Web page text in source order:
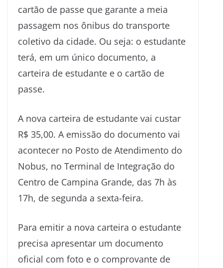
cartão de passe que garante a meia
passagem nos ônibus do transporte
coletivo da cidade. Ou seja: o estudante
terá, em um único documento, a
carteira de estudante e o cartão de
passe.
A nova carteira de estudante vai custar
R$ 35,00. A emissão do documento vai
acontecer no Posto de Atendimento do
Nobus, no Terminal de Integração do
Centro de Campina Grande, das 7h às
17h, de segunda a sexta-feira.
Para emitir a nova carteira o estudante
precisa apresentar um documento
oficial com foto e o comprovante de